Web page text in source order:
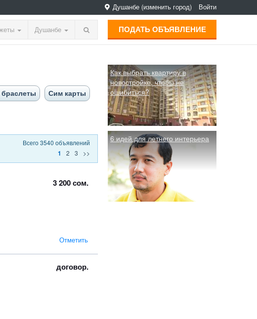
Душанбе (изменить город) Войти
Душанбе ПОДАТЬ ОБЪЯВЛЕНИЕ
Сим карты
Всего 3540 объявлений
1
2 3 >>
3 200 сом.
Отметить
договор.
Как выбрать квартиру в
новостройке, чтобы не
ошибиться?
6 идей для летнего интерьера